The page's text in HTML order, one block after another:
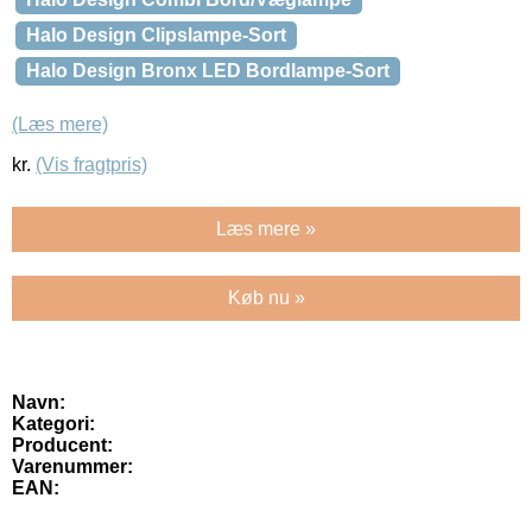
Halo Design Clipslampe-Sort
Halo Design Bronx LED Bordlampe-Sort
(Læs mere)
kr. (Vis fragtpris)
Læs mere »
Køb nu »
Navn:
Kategori:
Producent:
Varenummer:
EAN: